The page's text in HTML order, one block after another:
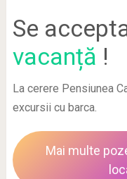
Se
vacanță !
La cerere Pensiunea
excursii cu barca.
Mai multe